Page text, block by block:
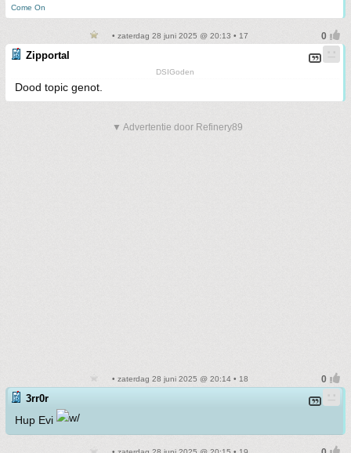
Come On
• zaterdag 28 juni 2025 @ 20:13 • 17
Zipportal
DSIGoden
Dood topic genot.
▼ Advertentie door Refinery89
• zaterdag 28 juni 2025 @ 20:14 • 18
3rr0r
Hup Evi